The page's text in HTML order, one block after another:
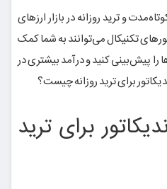
و ترید روزانه در بازار ارزهای
تکنیکال می‌توانند به شما کمک
را پیش‌بینی کنید و درآمد بیشتری در
برای ترید روزانه چیست؟
برای ترید